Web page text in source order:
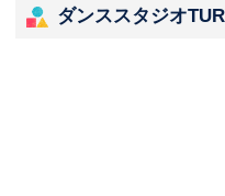
ダンススタジオ